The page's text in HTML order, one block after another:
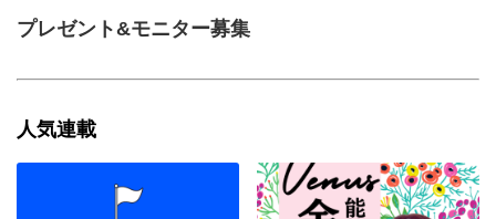
プレゼント&モニター募集
人気連載